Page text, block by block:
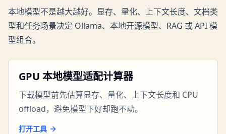
本地模型不是越大越好。显存、量化、上下文长度、文档类
型和任务场景决定 Ollama、本地开源模型、RAG 或 API 模
型组合。
GPU 本地模型适配计算器
下载模型前先估算显存、量化、上下文长度和 CPU
offload，避免模型下好却跑不动。
打开工具